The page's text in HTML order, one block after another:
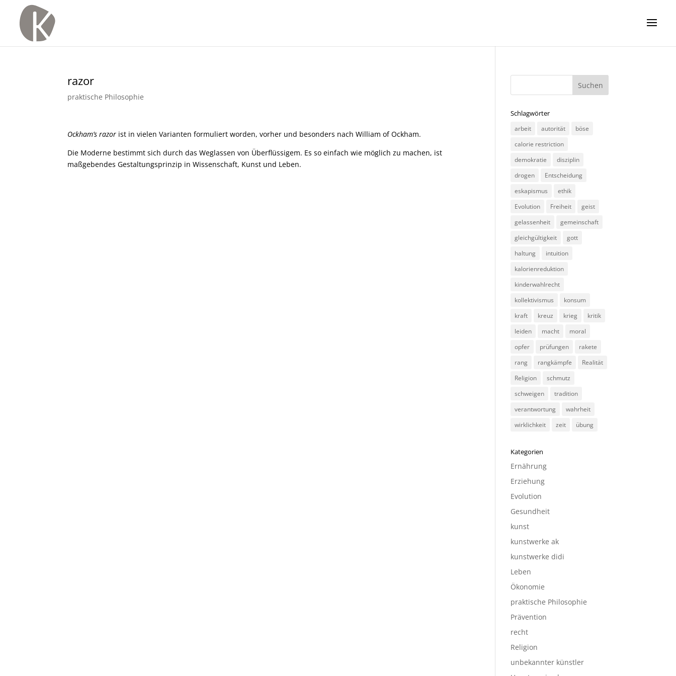
razor
praktische Philosophie
Ockham’s razor ist in vielen Varianten formuliert worden, vorher und besonders nach William of Ockham.
Die Moderne bestimmt sich durch das Weglassen von Überflüssigem. Es so einfach wie möglich zu machen, ist
maßgebendes Gestaltungsprinzip in Wissenschaft, Kunst und Leben.
Schlagwörter
arbeit autorität
böse
calorie restriction
demokratie
disziplin
drogen
Entscheidung
eskapismus
ethik
Evolution
Freiheit
geist
gelassenheit
gemeinschaft
gleichgültigkeit
gott
haltung
intuition
kalorienreduktion
kinderwahlrecht
kollektivismus
konsum
kraft
kreuz krieg
kritik
leiden
macht
moral
opfer
prüfungen
rakete
rang
rangkämpfe
Realität
Religion
schmutz
schweigen
tradition
verantwortung
wahrheit
wirklichkeit
zeit übung
Kategorien
Ernährung
Erziehung
Evolution
Gesundheit
kunst
kunstwerke ak
kunstwerke didi
Leben
Ökonomie
praktische Philosophie
Prävention
recht
Religion
unbekannter künstler